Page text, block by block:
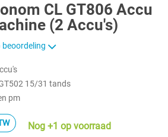
CL GT806 Accu
(2 Accu's)
beoordeling
15/31 tands
pm
Nog +1 op voorraad